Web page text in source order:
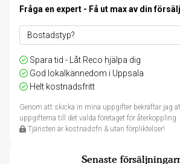
Fråga en expert - Få ut max av din
Spara tid - Låt Reco hjälpa dig
God lokalkännedom i Uppsala
Helt kostnadsfritt
Genom att skicka in mina uppgifter bekräftar jag
uppgifterna till det valda företaget för återkoppling.
Tjänsten är kostnadsfri & utan förpliktelser!
Senaste